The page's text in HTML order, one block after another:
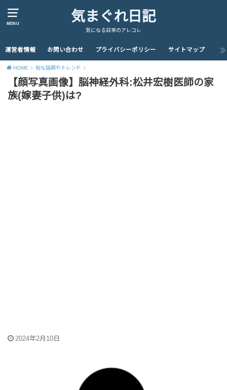
MENU 気まぐれ日記
気になる日常のアレコレ
運営者情報 お問い合わせ プライバシーポリシー サイトマップ
HOME 旬な話題やトレンド
【顔写真画像】脳神経外科:松井宏樹医師の家
族(嫁妻子供)は?
2024年2月10日